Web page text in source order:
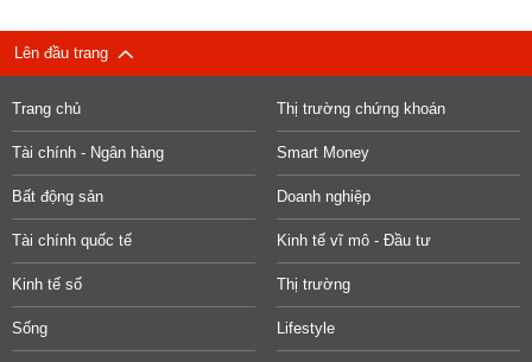
Lên đầu trang
Trang chủ Thị trường chứng khoán
Tài chính - Ngân hàng Smart Money
Bất động sản Doanh nghiệp
Tài chính quốc tế Kinh tế vĩ mô - Đầu tư
Kinh tế số Thị trường
Sống Lifestyle